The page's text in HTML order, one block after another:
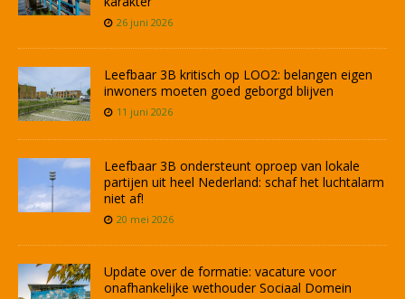
26 juni 2026
Leefbaar 3B kritisch op LOO2: belangen eigen
inwoners moeten goed geborgd blijven
11 juni 2026
Leefbaar 3B ondersteunt oproep van lokale
partijen uit heel Nederland: schaf het luchtalarm
niet af!
20 mei 2026
Update over de formatie: vacature voor
onafhankelijke wethouder Sociaal Domein